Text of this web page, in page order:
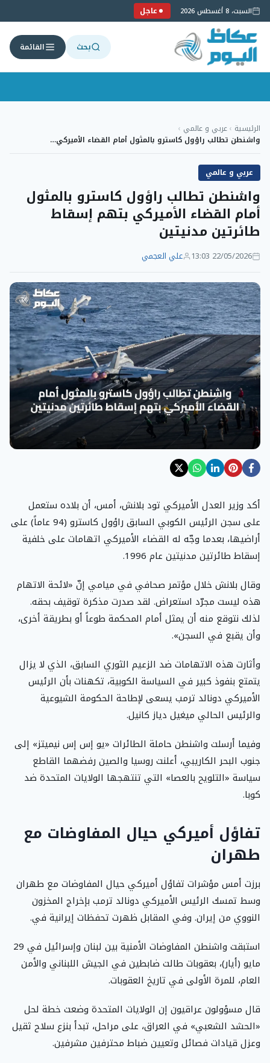
السبت، 8 أغسطس 2026 عاجل
بحث القائمة
إلى
المحتوى
الرئيسية ›عربي و عالمي ›
واشنطن تطالب راؤول كاسترو بالمثول أمام القضاء الأميركي…
عربي و عالمي
واشنطن تطالب راؤول كاسترو بالمثول
أمام القضاء الأميركي بتهم إسقاط
طائرتين مدنيتين
22/05/2026 13:03 علي العجمي
أكد وزير العدل الأميركي تود بلانش، أمس، أن بلاده ستعمل
على سجن الرئيس الكوبي السابق راؤول كاسترو (94 عاماً) على
أراضيها، بعدما وجّه له القضاء الأميركي اتهامات على خلفية
إسقاط طائرتين مدنيتين عام 1996.
وقال بلانش خلال مؤتمر صحافي في ميامي إنّ «لائحة الاتهام
هذه ليست مجرّد استعراض. لقد صدرت مذكرة توقيف بحقه.
لذلك نتوقع منه أن يمثل أمام المحكمة طوعاً أو بطريقة أخرى،
وأن يقبع في السجن».
وأثارت هذه الاتهامات ضد الزعيم الثوري السابق، الذي لا يزال
يتمتع بنفوذ كبير في السياسة الكوبية، تكهنات بأن الرئيس
الأميركي دونالد ترمب يسعى لإطاحة الحكومة الشيوعية
والرئيس الحالي ميغيل دياز كانيل.
وفيما أرسلت واشنطن حاملة الطائرات «يو إس إس نيميتز» إلى
جنوب البحر الكاريبي، أعلنت روسيا والصين رفضهما القاطع
سياسة «التلويح بالعصا» التي تنتهجها الولايات المتحدة ضد
كوبا.
تفاؤل أميركي حيال المفاوضات مع
طهران
برزت أمس مؤشرات تفاؤل أميركي حيال المفاوضات مع طهران
وسط تمسك الرئيس الأميركي دونالد ترمب بإخراج المخزون
النووي من إيران. وفي المقابل ظهرت تحفظات إيرانية في.
استبقت واشنطن المفاوضات الأمنية بين لبنان وإسرائيل في 29
مايو (أيار)، بعقوبات طالت ضابطين في الجيش اللبناني والأمن
العام، للمرة الأولى في تاريخ العقوبات.
قال مسؤولون عراقيون إن الولايات المتحدة وضعت خطة لحل
«الحشد الشعبي» في العراق، على مراحل، تبدأ بنزع سلاح ثقيل
وعزل قيادات فصائل وتعيين ضباط محترفين مشرفين.